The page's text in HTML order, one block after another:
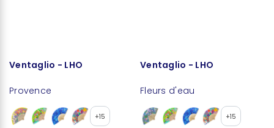
Ventaglio - LHO
Provence
+15
Ventaglio - LHO
Fleurs d'eau
+15